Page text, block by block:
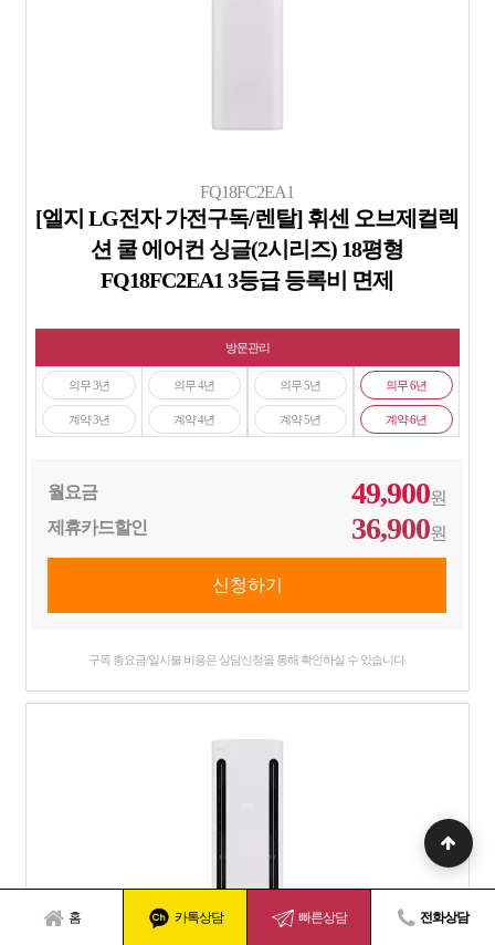
FQ18FC2EA1
[엘지 LG전자 가전구독/렌탈] 휘센 오브제컬렉
션 쿨 에어컨 싱글(2시리즈) 18평형
FQ18FC2EA1 3등급 등록비 면제
방문관리
의무 3년
계약 3년
의무 4년
계약 4년
의무 5년
계약 5년
의무 6년
계약 6년
월요금 49,900원
제휴카드할인
36,900원
구독 총요금/일시불 비용은 상담신청을 통해 확인하실 수 있습니다.
홈 카톡상담 빠른상담 전화상담